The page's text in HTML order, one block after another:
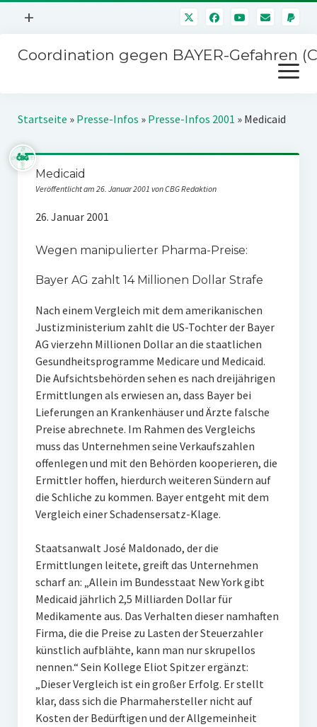
Menü
+
Mitmachen
Kontakt
Impressum
Störfälle
Coordination gegen BAYER-Gefahren
Menü
öffnen
Kampagnen
BAYER-Hauptversammlungen
Stichwort BAYER
Startseite » Presse-Infos » Presse-Infos 2001 » Medicaid
Medicaid
Veröffentlicht am 26. Januar 2001 von CBG Redaktion
26. Januar 2001
Wegen manipulierter Pharma-Preise:
Bayer AG zahlt 14 Millionen Dollar Strafe
Nach einem Vergleich mit dem amerikanischen
Justizministerium zahlt die US-Tochter der Bayer
AG vierzehn Millionen Dollar an die staatlichen
Gesundheitsprogramme Medicare und Medicaid.
Die Aufsichtsbehörden sehen es nach dreijährigen
Ermittlungen als erwiesen an, dass Bayer bei
Lieferungen an Krankenhäuser und Ärzte falsche
Preise abrechnete. Im Rahmen des Vergleichs
muss das Unternehmen seine Verkaufszahlen
offenlegen und mit den Behörden kooperieren, die
Ermittler hoffen, hierdurch weiteren Sündern auf
die Schliche zu kommen. Bayer entgeht mit dem
Vergleich einer Schadensersatz-Klage.
Staatsanwalt José Maldonado, der die
Ermittlungen leitete, greift das Unternehmen
scharf an: „Allein im Bundesstaat New York gibt
Medicaid jährlich 2,5 Milliarden Dollar für
Medikamente aus. Das Verhalten dieser namhaften
Firma, die die Preise zu Lasten der Steuerzahler
künstlich aufblähte, kann man nur skrupellos
nennen.“ Sein Kollege Eliot Spitzer ergänzt:
„Dieser Vergleich ist ein großer Erfolg. Er stellt
klar, dass sich die Pharmahersteller nicht auf
Kosten der Bedürftigen und der Allgemeinheit